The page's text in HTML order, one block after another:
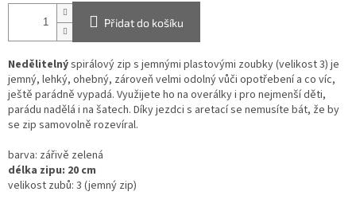
Přidat do košíku
Nedělitelnýspirálový zip s jemnými plastovými zoubky (velikost 3) je
jemný, lehký, ohebný, zároveň velmi odolný vůči opotřebení a co víc,
ještě parádně vypadá. Využijete ho na overálky i pro nejmenší děti,
parádu nadělá i na šatech. Díky jezdci s aretací se nemusíte bát, že by
se zip samovolně rozevíral.
barva: zářivě zelená
délka zipu: 20 cm
velikost zubů: 3 (jemný zip)